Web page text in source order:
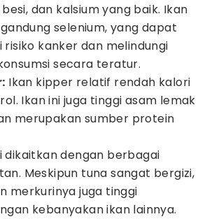
dan kalsium yang baik. Ikan
selenium, yang dapat
risiko kanker dan melindungi
secara teratur.
Ikan kipper relatif rendah kalori
Ikan ini juga tinggi asam lemak
merupakan sumber protein
dikaitkan dengan berbagai
Meskipun tuna sangat bergizi,
merkurinya juga tinggi
kebanyakan ikan lainnya.